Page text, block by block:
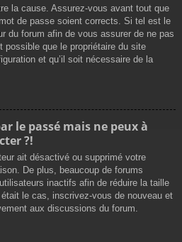
la cause. Assurez-vous avant tout que
de passe soient corrects. Si tel est le
du forum afin de vous assurer de ne pas
possible que le propriétaire du site
et qu’il soit nécessaire de la
le passé mais ne peux à
?!
ait désactivé ou supprimé votre
De plus, beaucoup de forums
inactifs afin de réduire la taille
le cas, inscrivez-vous de nouveau et
aux discussions du forum.